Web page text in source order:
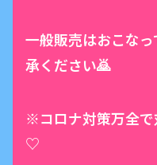
一般販売はおこな
承ください🙇
※コロナ対策万全で
♡